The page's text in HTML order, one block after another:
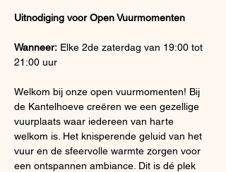
Uitnodiging voor Open Vuurmomenten
Wanneer: Elke 2de zaterdag van 19:00 tot
21:00 uur
Welkom bij onze open vuurmomenten! Bij
de Kantelhoeve creëren we een gezellige
vuurplaats waar iedereen van harte
welkom is. Het knisperende geluid van het
vuur en de sfeervolle warmte zorgen voor
een ontspannen ambiance. Dit is dé plek